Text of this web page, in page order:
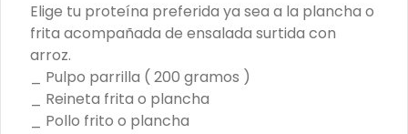
Gohan de Salmón
Gohan Salmón
Base de arroz, palta, queso crema y
fruta de la estación.
Elige tu proteína preferida ya sea a la plancha o
frita acompañada de ensalada surtida con
arroz.
_ Pulpo parrilla ( 200 gramos )
_ Reineta frita o plancha
_ Pollo frito o plancha